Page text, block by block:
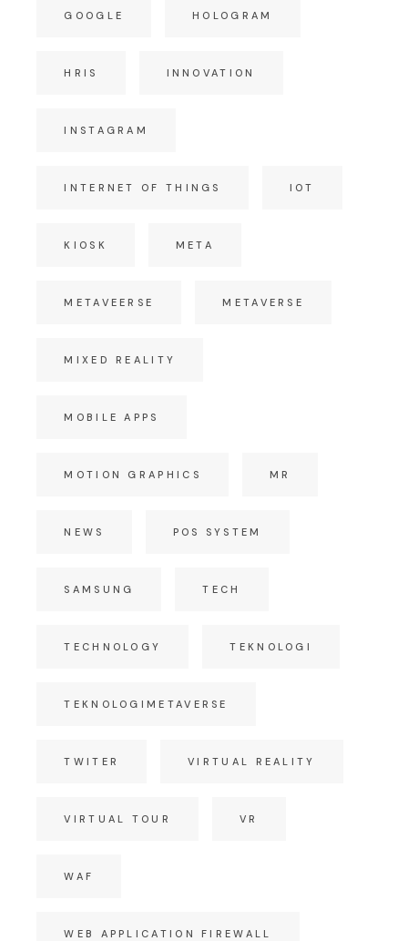
GOOGLE HOLOGRAM
HRIS INNOVATION
INSTAGRAM
INTERNET OF THINGS IOT
KIOSK META
METAVEERSE METAVERSE
MIXED REALITY
MOBILE APPS
MOTION GRAPHICS MR
NEWS POS SYSTEM
SAMSUNG TECH
TECHNOLOGY TEKNOLOGI
TEKNOLOGIMETAVERSE
TWITER VIRTUAL REALITY
VIRTUAL TOUR VR
WAF
WEB APPLICATION FIREWALL